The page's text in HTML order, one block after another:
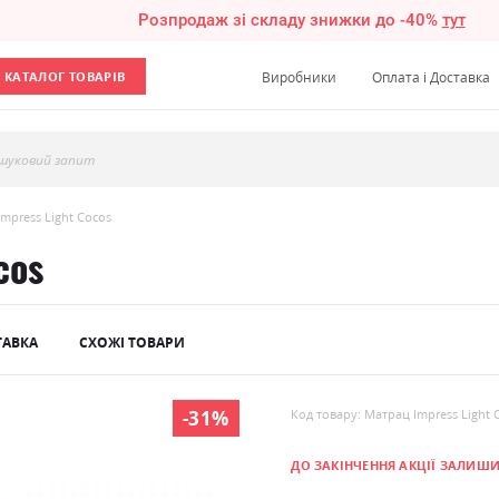
Розпродаж зі складу знижки до -40% тут
КАТАЛОГ ТОВАРІВ Виробники Оплата і Доставка
запит
Light Cocos
СХОЖІ ТОВАРИ
-31% Код товару: Матрац Impress Light
ДО ЗАКІНЧЕННЯ АКЦІЇ